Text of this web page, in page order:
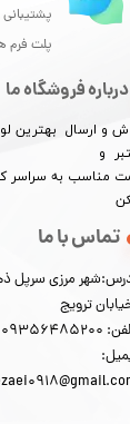
درباره فروشگاه ما
و ارسال بهترین
و
مناسب به سراسر
تماس با ما
مرزی سرپل
ترویج
پلت فرم